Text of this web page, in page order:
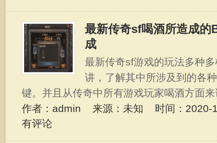
最新传奇sf喝酒所造成的
成
最新传奇sf游戏的玩法多种
讲，了解其中所涉及到的各
键。并且从传奇中所有游戏玩家喝酒方面
作者：admin 来源：未知 时间：
有评论